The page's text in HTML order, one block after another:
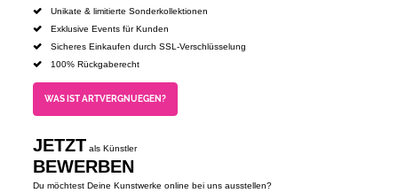
Unikate & limitierte Sonderkollektionen
Exklusive Events für Kunden
Sicheres Einkaufen durch SSL-Verschlüsselung
100% Rückgaberecht
WAS IST ARTVERGNUEGEN?
JETZT als Künstler
BEWERBEN
Du möchtest Deine Kunstwerke online bei uns ausstellen?